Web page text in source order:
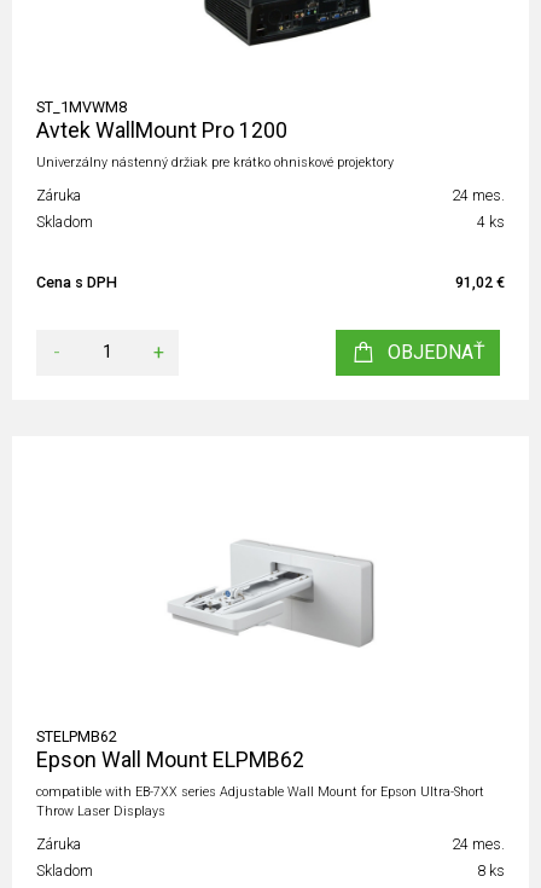
ST_1MVWM8
Avtek WallMount Pro 1200
Univerzálny nástenný držiak pre krátko ohniskové projektory
Záruka
24 mes.
Skladom
4 ks
Cena s DPH 91,02 €
- + OBJEDNAŤ
STELPMB62
Epson Wall Mount ELPMB62
compatible with EB-7XX series Adjustable Wall Mount for Epson Ultra-Short
Throw Laser Displays
Záruka
24 mes.
Skladom
8 ks